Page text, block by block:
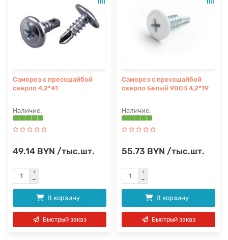
Саморез с прессшайбой
сверло 4,2*41
49.14 BYN /тыс.шт.
В корзину
Быстрый заказ
Саморез с прессшайбой
сверло Белый 9003 4,2*19
55.73 BYN /тыс.шт.
В корзину
Быстрый заказ